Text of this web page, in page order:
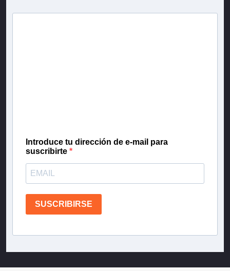
Introduce tu dirección de e-mail para
suscribirte
SUSCRIBIRSE